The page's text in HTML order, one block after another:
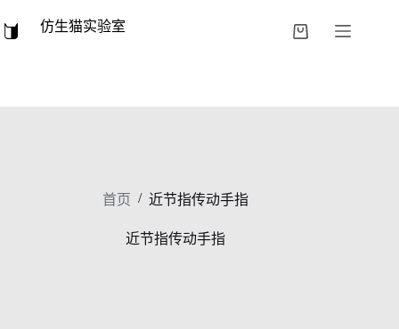
过
仿生猫实验室
购
首页 / 近节指传动手指
近节指传动手指